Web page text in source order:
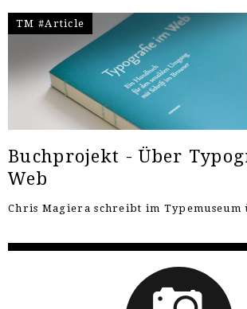
TM #Article
Buchprojekt - Über
Web
Chris Magiera schreibt im